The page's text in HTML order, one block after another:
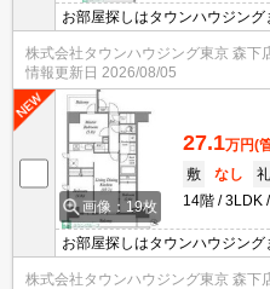
お部屋探しはタウンハウジング
株式会社タウンハウジング東京 森下
情報更新日 2026/08/05
画像：19枚
27.1万円(
敷
なし 礼
14階
3LDK
お部屋探しはタウンハウジング
株式会社タウンハウジング東京 森下